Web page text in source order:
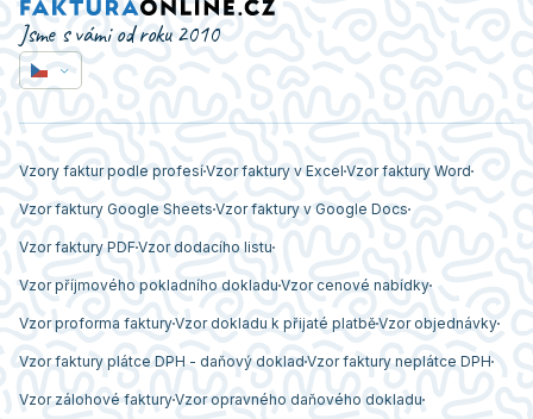
Jsme s vámi od roku 2010
Vzory faktur podle profesíVzor faktury v Excel Vzor faktury Word
Vzor faktury Google Sheets Vzor faktury v Google Docs
Vzor faktury PDFVzor dodacího listu
Vzor příjmového pokladního dokladu Vzor cenové nabídky
Vzor proforma fakturyVzor dokladu k přijaté platběVzor objednávky
Vzor faktury plátce DPH - daňový doklad Vzor faktury neplátce DPH
Vzor zálohové fakturyVzor opravného daňového dokladu